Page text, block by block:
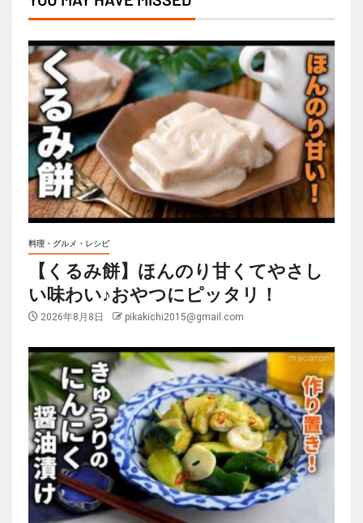
料理・グルメ・レシピ
【くるみ餅】ほんのり甘くてやさし
い味わい♪おやつにピッタリ！
2026年8月8日 pikakichi2015@gmail.com